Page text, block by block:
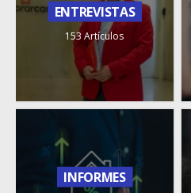
ENTREVISTAS
153 Artículos
INFORMES